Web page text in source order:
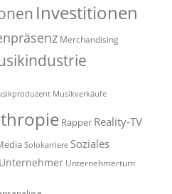
Investitionen
Merchandising
Musikverkäufe
Rapper Reality-TV
Solokarriere Soziales
Unternehmer Unternehmertum